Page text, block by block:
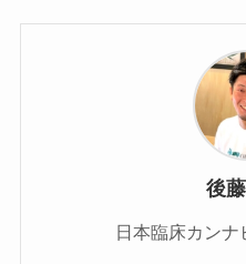
後
日本臨床カンナ